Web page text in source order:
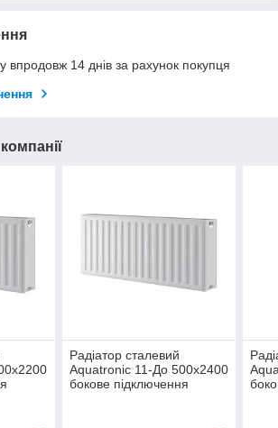
впродовж 14 днів за рахунок покупця
Радіатор сталевий
Aquatronic 11-До 500х2400
бокове підключення